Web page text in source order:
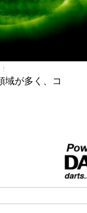
域が多く、コ